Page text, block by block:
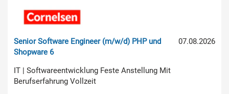
07.08.2026
Senior Software Engineer (m/w/d) PHP und
Shopware 6
IT | Softwareentwicklung Feste Anstellung Mit
Berufserfahrung Vollzeit